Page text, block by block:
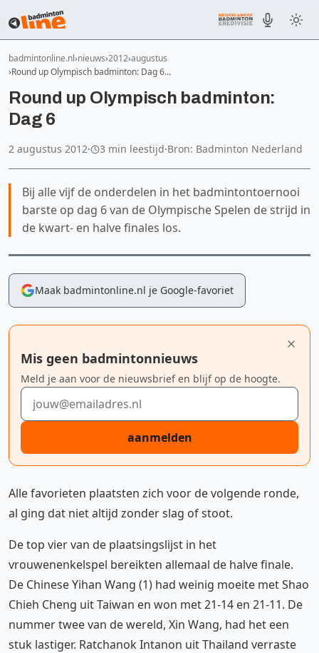
badmintonline.nl nieuws 2012 augustus
Round up Olympisch badminton: Dag 6…
Round up Olympisch badminton:
Dag 6
2 augustus 2012· 3 min leestijd·Bron: Badminton Nederland
Bij alle vijf de onderdelen in het badmintontoernooi
barste op dag 6 van de Olympische Spelen de strijd in
de kwart- en halve finales los.
Maak badmintonline.nl je Google-favoriet
Mis geen badmintonnieuws
Meld je aan voor de nieuwsbrief en blijf op de hoogte.
E-mailadres
aanmelden
Alle favorieten plaatsten zich voor de volgende ronde,
al ging dat niet altijd zonder slag of stoot.
De top vier van de plaatsingslijst in het
vrouwenenkelspel bereikten allemaal de halve finale.
De Chinese Yihan Wang (1) had weinig moeite met Shao
Chieh Cheng uit Taiwan en won met 21-14 en 21-11. De
nummer twee van de wereld, Xin Wang, had het een
stuk lastiger. Ratchanok Intanon uit Thailand verraste